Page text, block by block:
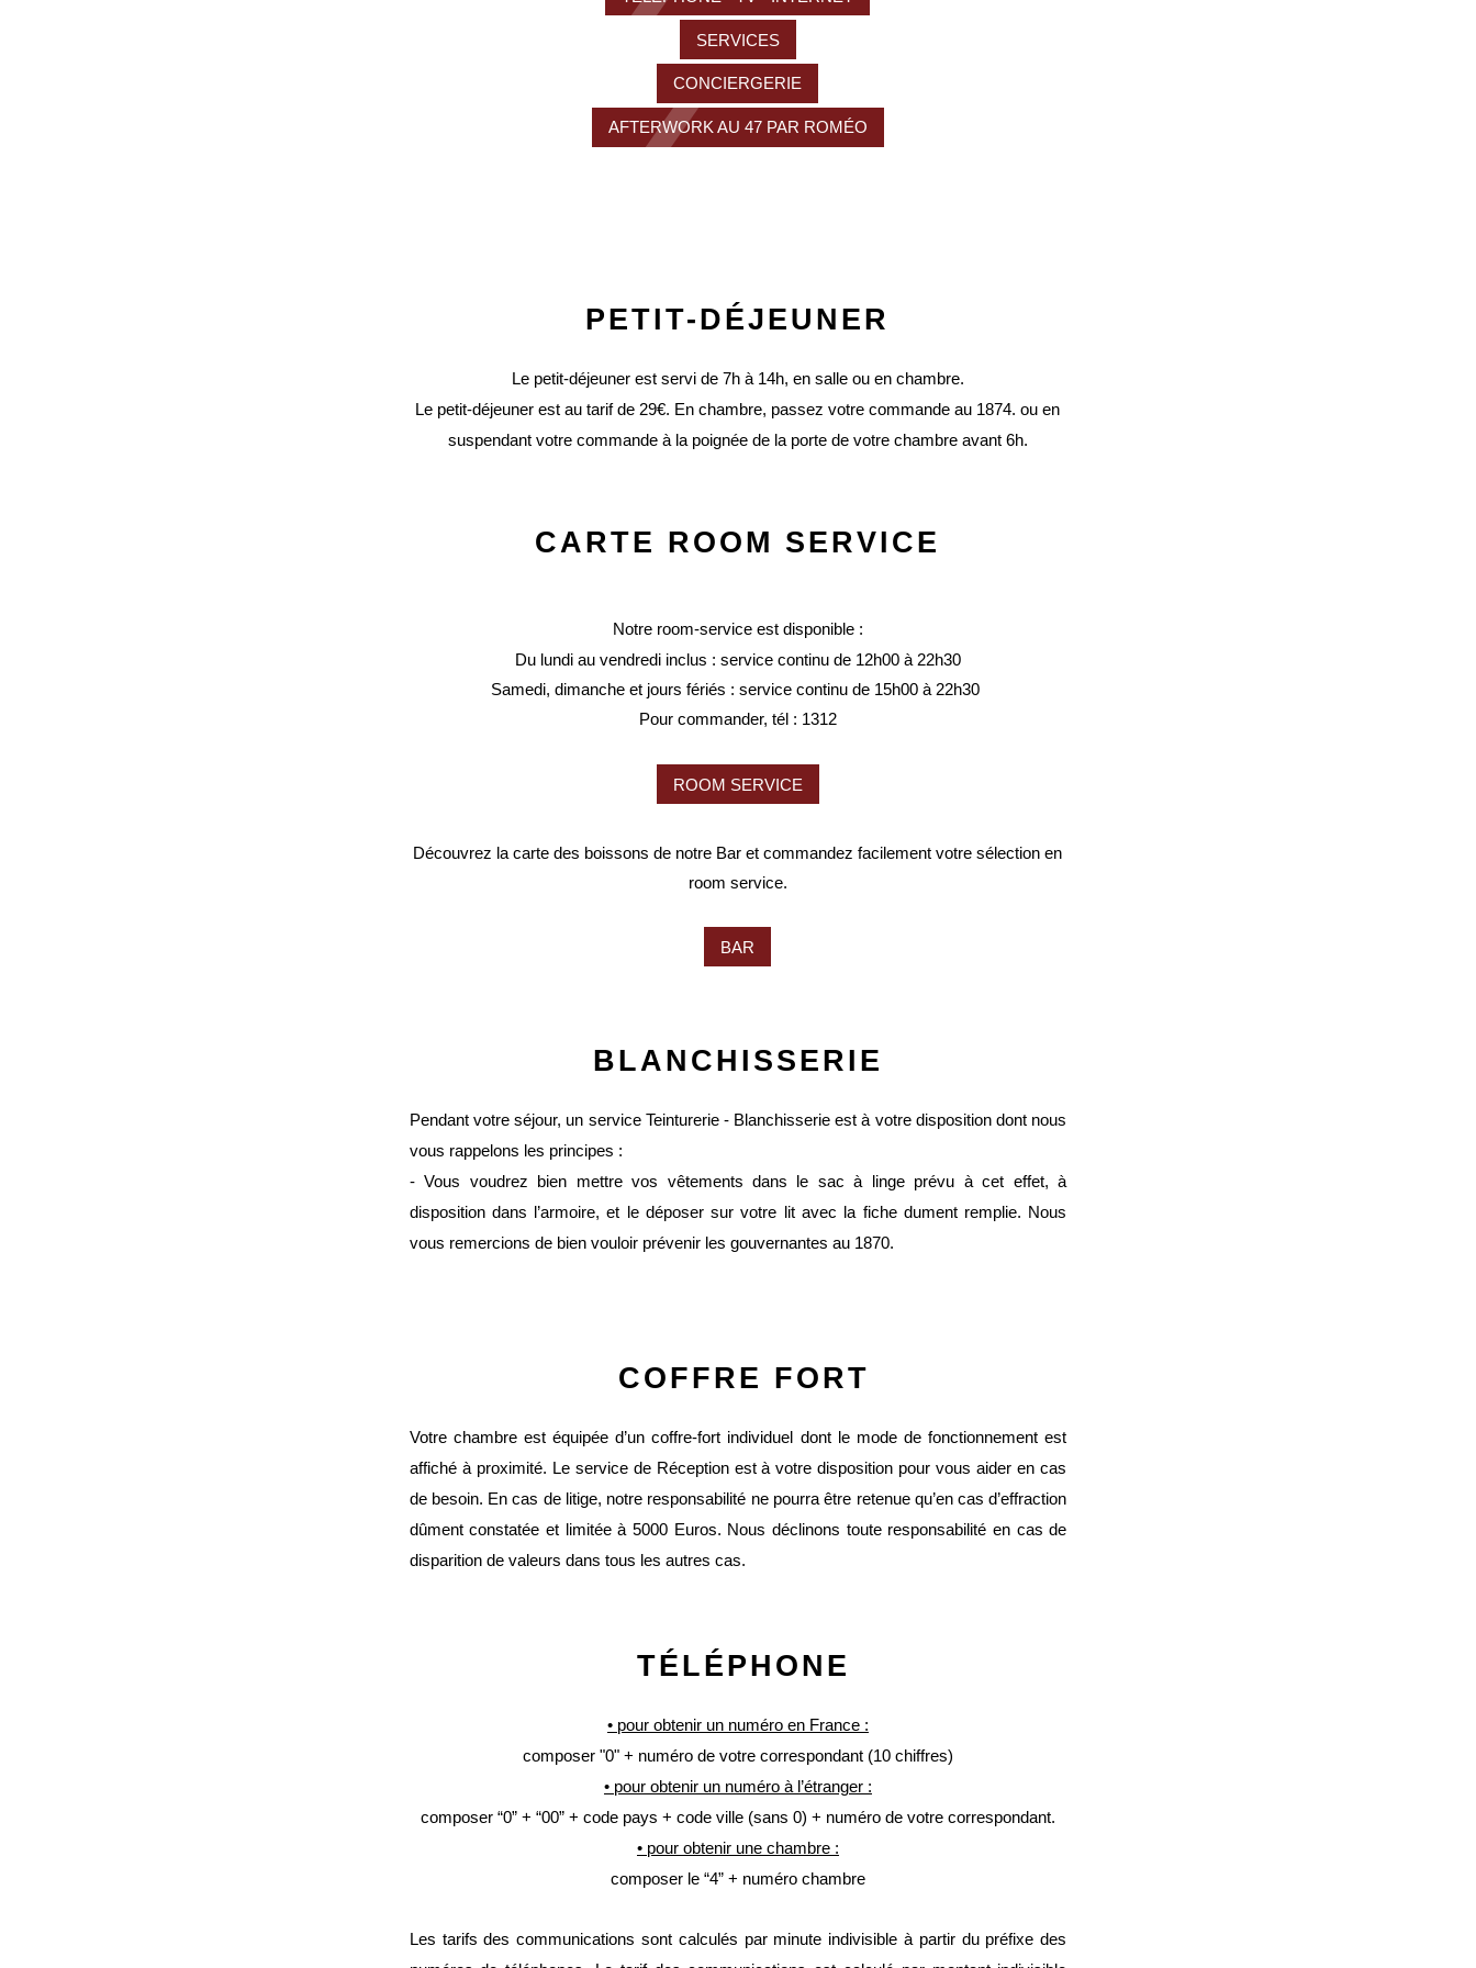
SERVICES
CONCIERGERIE
AFTERWORK AU 47 PAR ROMÉO
PETIT-DÉJEUNER
Le petit-déjeuner est servi de 7h à 14h, en salle ou en chambre.
Le petit-déjeuner est au tarif de 29€. En chambre, passez votre commande au 1874. ou en
suspendant votre commande à la poignée de la porte de votre chambre avant 6h.
CARTE ROOM SERVICE
Notre room-service est disponible :
Du lundi au vendredi inclus : service continu de 12h00 à 22h30
Samedi, dimanche et jours fériés : service continu de 15h00 à 22h30
Pour commander, tél : 1312
ROOM SERVICE
Découvrez la carte des boissons de notre Bar et commandez facilement votre sélection en
room service.
BAR
BLANCHISSERIE
Pendant votre séjour, un service Teinturerie - Blanchisserie est à votre disposition dont nous
vous rappelons les principes :
- Vous voudrez bien mettre vos vêtements dans le sac à linge prévu à cet effet, à
disposition dans l’armoire, et le déposer sur votre lit avec la fiche dument remplie. Nous
vous remercions de bien vouloir prévenir les gouvernantes au 1870.
COFFRE FORT
Votre chambre est équipée d’un coffre-fort individuel dont le mode de fonctionnement est
affiché à proximité. Le service de Réception est à votre disposition pour vous aider en cas
de besoin. En cas de litige, notre responsabilité ne pourra être retenue qu’en cas d’effraction
dûment constatée et limitée à 5000 Euros. Nous déclinons toute responsabilité en cas de
disparition de valeurs dans tous les autres cas.
TÉLÉPHONE
• pour obtenir un numéro en France :
composer "0" + numéro de votre correspondant (10 chiffres)
• pour obtenir un numéro à l’étranger :
composer “0” + “00” + code pays + code ville (sans 0) + numéro de votre correspondant.
• pour obtenir une chambre :
composer le “4” + numéro chambre
Les tarifs des communications sont calculés par minute indivisible à partir du préfixe des
RESTAURANT & BAR
SÉMINAIRES
OFFRES SPÉCIALES
CONTACT
54 rue Pierre Charron
75008 Paris
+33 1 53 23 13 13
hotel@hfrontenac.com